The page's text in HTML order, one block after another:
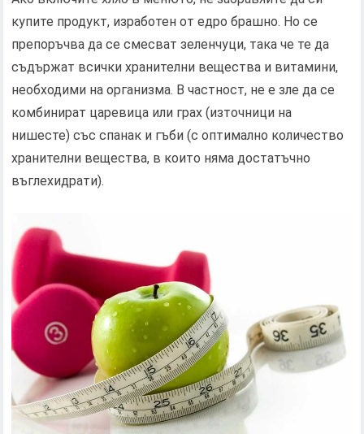
купите продукт, изработен от едро брашно. Но се
препоръчва да се смесват зеленчуци, така че те да
съдържат всички хранителни вещества и витамини,
необходими на организма. В частност, не е зле да се
комбинират царевица или грах (източници на
нишесте) със спанак и гъби (с оптимално количество
хранителни вещества, в които няма достатъчно
въглехидрати).